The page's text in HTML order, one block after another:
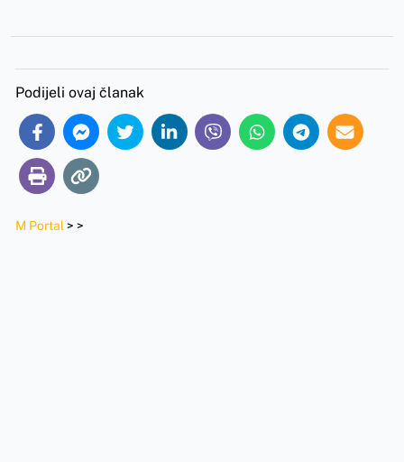
Podijeli ovaj članak
M Portal > >